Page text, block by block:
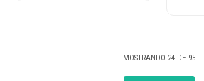
MOSTRANDO 24 DE 95